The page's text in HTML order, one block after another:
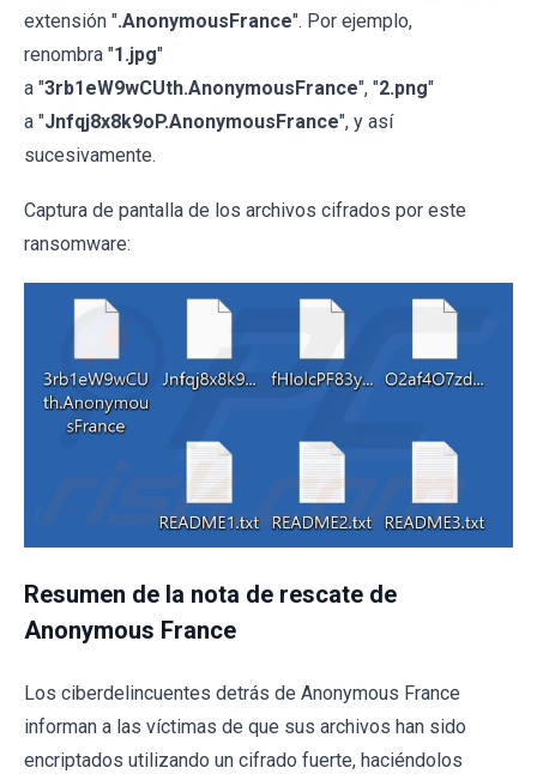
extensión ".AnonymousFrance". Por ejemplo,
renombra "1.jpg"
a "3rb1eW9wCUth.AnonymousFrance", "2.png"
a "Jnfqj8x8k9oP.AnonymousFrance", y así
sucesivamente.
Captura de pantalla de los archivos cifrados por este
ransomware:
Resumen de la nota de rescate de
Anonymous France
Los ciberdelincuentes detrás de Anonymous France
informan a las víctimas de que sus archivos han sido
encriptados utilizando un cifrado fuerte, haciéndolos